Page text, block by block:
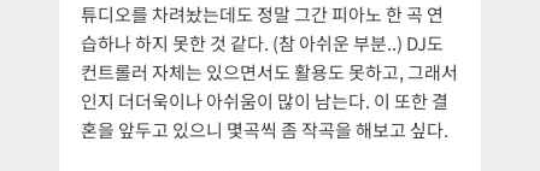
튜디오를 차려놨는데도 정말 그간 피아노 한 곡 연
습하나 하지 못한 것 같다. (참 아쉬운 부분..) DJ도
컨트롤러 자체는 있으면서도 활용도 못하고, 그래서
인지 더더욱이나 아쉬움이 많이 남는다. 이 또한 결
혼을 앞두고 있으니 몇곡씩 좀 작곡을 해보고 싶다.